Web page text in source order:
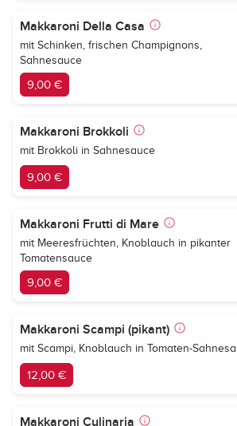
Makkaroni Della Casa
mit Schinken, frischen Champignons,
Sahnesauce
9,00 €
Makkaroni Brokkoli
mit Brokkoli in Sahnesauce
9,00 €
Makkaroni Frutti di Mare
mit Meeresfrüchten, Knoblauch in pikanter
Tomatensauce
9,00 €
Makkaroni Scampi (pikant)
mit Scampi, Knoblauch in Tomaten-
12,00 €
Makkaroni Culinaria